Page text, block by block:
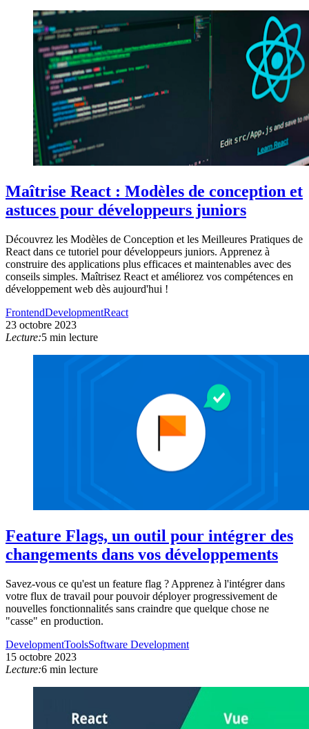
Maîtrise React : Modèles de conception et
astuces pour développeurs juniors
Découvrez les Modèles de Conception et les Meilleures Pratiques de
React dans ce tutoriel pour développeurs juniors. Apprenez à
construire des applications plus efficaces et maintenables avec des
conseils simples. Maîtrisez React et améliorez vos compétences en
développement web dès aujourd'hui !
FrontendDevelopmentReact
23 octobre 2023
Lecture:5 min lecture
Feature Flags, un outil pour intégrer des
changements dans vos développements
Savez-vous ce qu'est un feature flag ? Apprenez à l'intégrer dans
votre flux de travail pour pouvoir déployer progressivement de
nouvelles fonctionnalités sans craindre que quelque chose ne
"casse" en production.
DevelopmentToolsSoftware Development
15 octobre 2023
Lecture:6 min lecture